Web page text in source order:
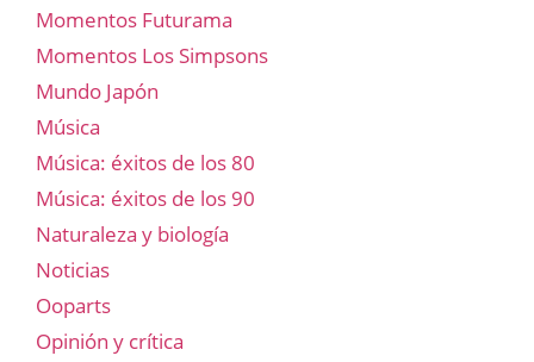
Momentos Futurama
Momentos Los Simpsons
Mundo Japón
Música
Música: éxitos de los 80
Música: éxitos de los 90
Naturaleza y biología
Noticias
Ooparts
Opinión y crítica